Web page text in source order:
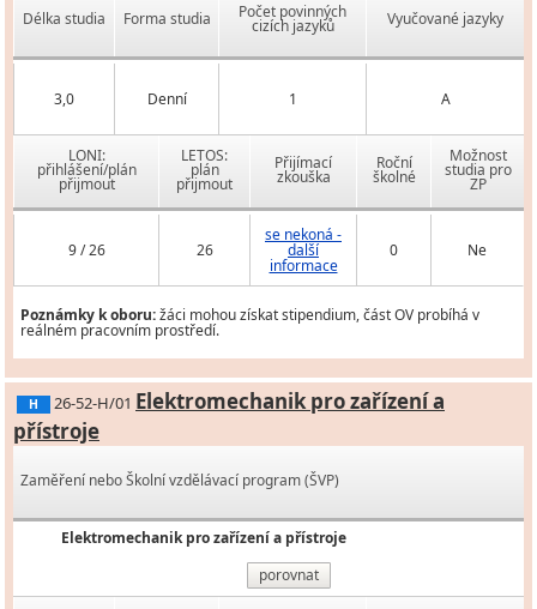
Délka studia Forma studia Počet povinných
cizích jazyků Vyučované jazyky
3,0 Denní 1 A
LONI:
přihlášení/plán
přijmout
LETOS:
plán
přijmout
Přijímací
zkouška
Roční
školné
Možnost
studia pro
ZP
9 / 26 26
se nekoná -
další
informace
0 Ne
Poznámky k oboru:žáci mohou získat stipendium, část OV probíhá v
reálném pracovním prostředí.
H 26-52-H/01 Elektromechanik pro zařízení a
přístroje
Zaměření nebo Školní vzdělávací program (ŠVP)
Elektromechanik pro zařízení a přístroje
porovnat